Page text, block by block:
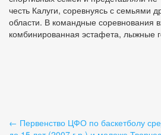
честь Калуги, соревнуясь с семьями
области. В командные соревнования
комбинированная эстафета, лыжные
Навигация
← Первенство ЦФО по баскетболу